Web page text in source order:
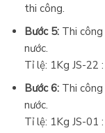
thi công.
Bước 5:Thi công
nước.
Tỉ lệ: 1Kg JS-22
Bước 6:Thi công
nước.
Tỉ lệ: 1Kg JS-01